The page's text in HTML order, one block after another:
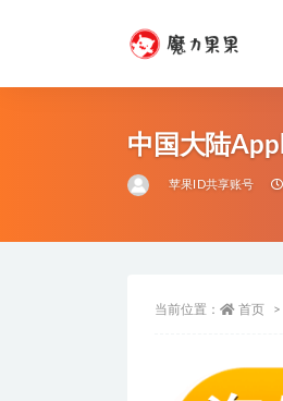
中国大陆
苹果ID共享账号
当前位置： 首页